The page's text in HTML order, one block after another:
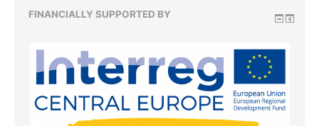
FINANCIALLY SUPPORTED BY